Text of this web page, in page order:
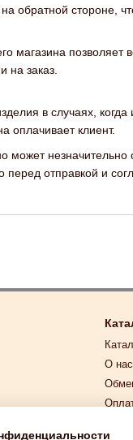
обратной стороне,
магазина позволяет
на заказ.
в случаях,
оплачивает клиент.
может
отправкой и
О нас